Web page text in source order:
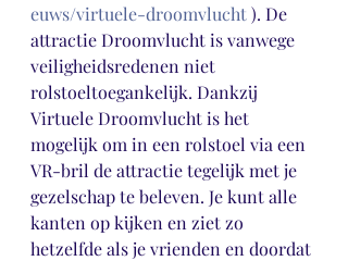
euws/virtuele-droomvlucht ). De
attractie Droomvlucht is vanwege
veiligheidsredenen niet
rolstoeltoegankelijk. Dankzij
Virtuele Droomvlucht is het
mogelijk om in een rolstoel via een
VR-bril de attractie tegelijk met je
gezelschap te beleven. Je kunt alle
kanten op kijken en ziet zo
hetzelfde als je vrienden en doordat